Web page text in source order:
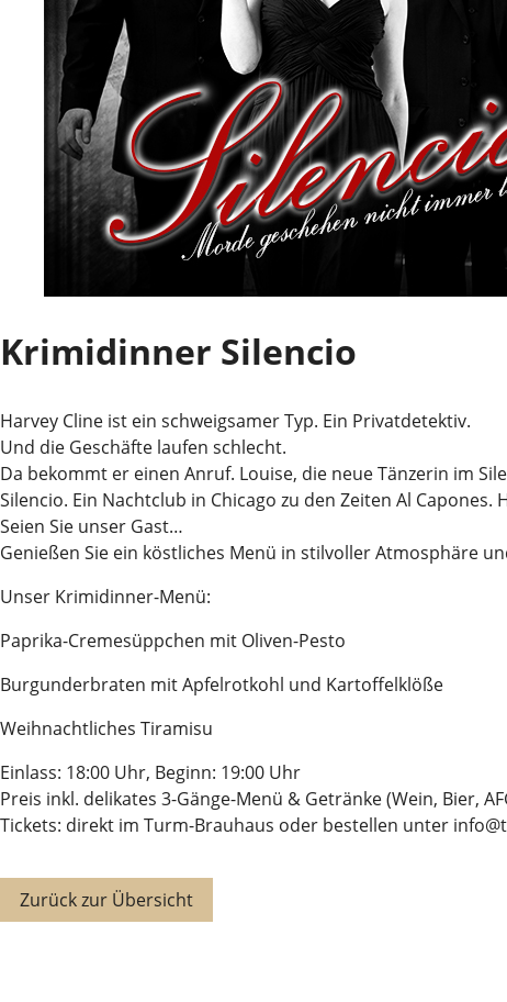
Krimidinner Silencio
Harvey Cline ist ein schweigsamer Typ. Ein Privatdetektiv.
Und die Geschäfte laufen schlecht.
Da bekommt er einen Anruf. Louise, die neue Tänzerin im
Silencio. Ein Nachtclub in Chicago zu den Zeiten Al
Seien Sie unser Gast…
Genießen Sie ein köstliches Menü in stilvoller Atmosphäre
Unser Krimidinner-Menü:
Paprika-Cremesüppchen mit Oliven-Pesto
Burgunderbraten mit Apfelrotkohl und Kartoffelklöße
Weihnachtliches Tiramisu
Einlass: 18:00 Uhr, Beginn: 19:00 Uhr
Preis inkl. delikates 3-Gänge-Menü & Getränke (Wein, Bier,
Tickets: direkt im Turm-Brauhaus oder bestellen unter
Zurück zur Übersicht